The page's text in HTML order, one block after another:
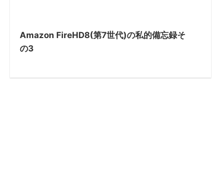
Amazon FireHD8(第7世代)の私的備忘録そ
の3